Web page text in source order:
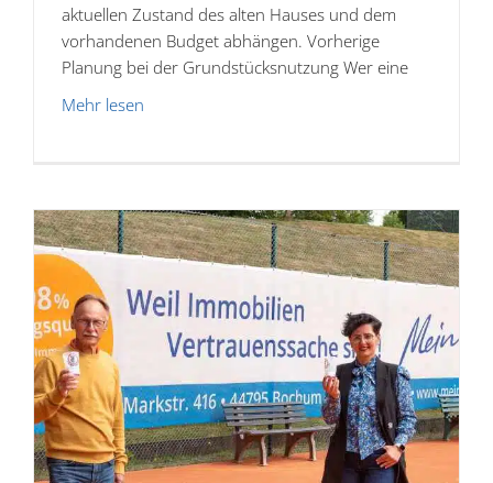
aktuellen Zustand des alten Hauses und dem
vorhandenen Budget abhängen. Vorherige
Planung bei der Grundstücksnutzung Wer eine
Mehr lesen